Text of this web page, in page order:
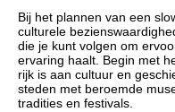
Bij het plannen van een
culturele
die je kunt volgen om
ervaring haalt. Begin met
rijk is aan cultuur en
steden met beroemde
tradities en festivals.